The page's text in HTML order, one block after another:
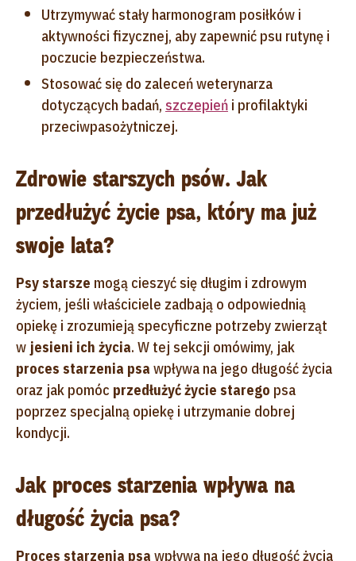
Utrzymywać stały harmonogram posiłków i
aktywności fizycznej, aby zapewnić psu rutynę i
poczucie bezpieczeństwa.
Stosować się do zaleceń weterynarza
dotyczących badań, szczepień i profilaktyki
przeciwpasożytniczej.
Zdrowie starszych psów. Jak
przedłużyć życie psa, który ma już
swoje lata?
Psy starsze mogą cieszyć się długim i zdrowym
życiem, jeśli właściciele zadbają o odpowiednią
opiekę i zrozumieją specyficzne potrzeby zwierząt
w jesieni ich życia. W tej sekcji omówimy, jak
proces starzenia psa wpływa na jego długość życia
oraz jak pomóc przedłużyć życie starego psa
poprzez specjalną opiekę i utrzymanie dobrej
kondycji.
Jak proces starzenia wpływa na
długość życia psa?
Proces starzenia psa wpływa na jego długość życia